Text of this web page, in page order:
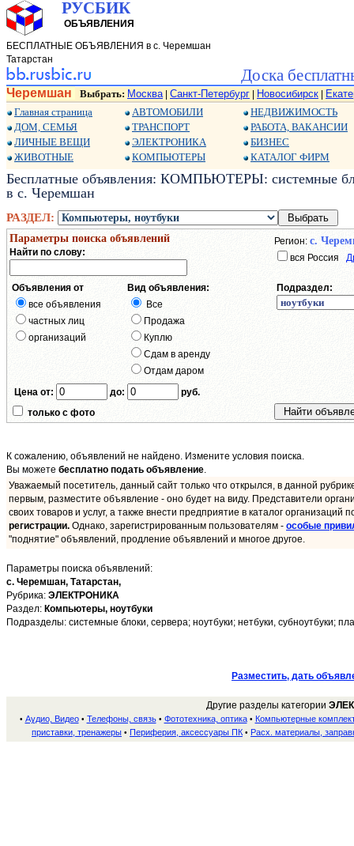
РУСБИК
ОБЪЯВЛЕНИЯ
БЕСПЛАТНЫЕ ОБЪЯВЛЕНИЯ в с. Черемшан
Татарстан
Доска
Черемшан Выбрать: Москва| Санкт-Петербург Новосибирск
Главная страница
ДОМ, СЕМЬЯ
ЛИЧНЫЕ ВЕЩИ
ЖИВОТНЫЕ
АВТОМОБИЛИ
ТРАНСПОРТ
ЭЛЕКТРОНИКА
КОМПЬЮТЕРЫ
НЕДВИЖИМОСТЬ
РАБОТА, ВАКАНСИИ
БИЗНЕС
КАТАЛОГ ФИРМ
Бесплатные объявления: КОМПЬЮТЕРЫ: системные
в с. Черемшан
РАЗДЕЛ:
Параметры поиска объявлений
Найти по слову:
Регион: с.
вся Россия
Объявления от
все объявления
частных лиц
организаций
Вид объявления:
Все
Продажа
Куплю
Сдам в аренду
Отдам даром
Подраздел:
Цена от: до:
руб.
только с фото
К сожалению, объявлений не найдено. Измените условия поиска.
Вы можете бесплатно подать объявление.
Уважаемый посетитель, данный сайт только что открылся, в данной
первым, разместите объявление - оно будет на виду. Представители
своих товаров и услуг, а также внести предприятие в каталог организаций
регистрации. Однако, зарегистрированным пользователям - особые
"поднятие" объявлений, продление объявлений и многое другое.
Параметры поиска объявлений:
с. Черемшан, Татарстан,
Рубрика: ЭЛЕКТРОНИКА
Раздел: Компьютеры, ноутбуки
Подразделы: системные блоки, сервера; ноутбуки; нетбуки, субноутбуки;
Разместить, дать
Другие разделы категории
• Аудио, Видео• Телефоны, связь• Фототехника, оптика• Компьютерные
приставки, тренажеры • Периферия, аксессуары ПК • Расх. материалы,